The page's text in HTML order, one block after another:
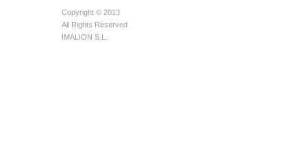
Copyright © 2013
All Rights Reserved
IMALION S.L.